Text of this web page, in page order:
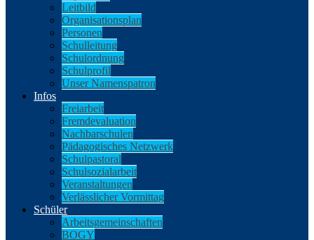
Leitbild
Organisationsplan
Personen
Schulleitung
Schulordnung
Schulprofil
Unser Namenspatron
Infos
Freiarbeit
Fremdevaluation
Nachbarschulen
Pädagogisches Netzwerk
Schulpastoral
Schulsozialarbeit
Veranstaltungen
Verlässlicher Vormittag
Schüler
Arbeitsgemeinschaften
BOGY